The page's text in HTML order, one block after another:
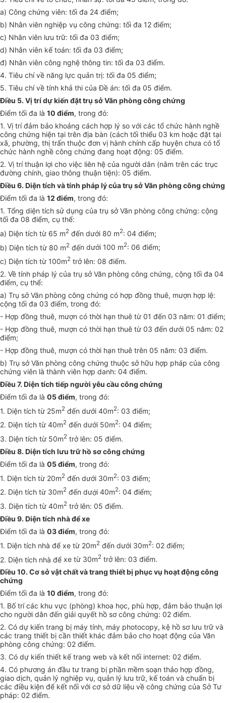
a) Công chứng viên: tối đa 24 điểm;
b) Nhân viên nghiệp vụ công chứng: tối đa 12 điểm;
c) Nhân viên lưu trữ: tối đa 03 điểm;
d) Nhân viên kế toán: tối đa 03 điểm;
đ) Nhân viên công nghệ thông tin: tối đa 03 điểm.
4. Tiêu chí về năng lực quản trị: tối đa 05 điểm;
5. Tiêu chí về tính khả thi của Đề án: tối đa 05 điểm.
Điều 5. Vị trí dự kiến đặt trụ sở Văn phòng công chứng
Điểm tối đa là 10 điểm, trong đó:
1. Vị trí đảm bảo khoảng cách hợp lý so với các tổ chức hành nghề
công chứng hiện tại trên địa bàn (cách tối thiểu 03 km hoặc đặt tại
xã, phường, thị trấn thuộc đơn vị hành chính cấp huyện chưa có tổ
chức hành nghề công chứng đang hoạt động: 05 điểm.
2. Vị trí thuận lợi cho việc liên hệ của người dân (nằm trên các trục
đường chính, giao thông thuận tiện): 05 điểm.
Điều 6. Diện tích và tính pháp lý của trụ sở Văn phòng công chứng
Điểm tối đa là 12 điểm, trong đó:
1. Tổng diện tích sử dụng của trụ sở Văn phòng công chứng: cộng
tối đa 08 điểm, cụ thể:
a) Diện tích từ 65 m2 đến dưới 80 m2: 04 điểm;
b) Diện tích từ 80 m2 đến dưới 100 m2: 06 điểm;
c) Diện tích từ 100m2 trởlên: 08 điểm.
2. Về tính pháp lý của trụ sở Văn phòng công chứng, cộng tối đa 04
điểm, cụ thể:
a) Trụ sở Văn phòng công chứng có hợp đồng thuê, mượn hợp lệ:
cộng tối đa 03 điểm, trong đó:
- Hợp đồng thuê, mượn có thời hạn thuê từ 01 đến 03 năm: 01 điểm;
- Hợp đồng thuê, mượn có thời hạn thuê từ 03 đến dưới 05 năm: 02
điểm;
- Hợp đồng thuê, mượn có thời hạn thuê trên 05 năm: 03 điểm.
b) Trụ sở Văn phòng công chứng thuộc sở hữu hợp pháp của công
chứng viên là thành viên hợp danh: 04 điểm.
Điều 7. Diện tích tiếp người yêu cầu công chứng
Điểm tối đa là 05 điểm, trong đó:
1. Diện tích từ 25m2 đến dưới 40m2: 03 điểm;
2. Diện tích từ 40m2 đến dưới 50m2: 04 điểm;
3. Diện tích từ 50m2 trở lên: 05 điểm.
Điều 8. Diện tích lưu trữ hồ sơ công chứng
Điểm tối đa là 05 điểm, trong đó:
1. Diện tích từ 20m2 đến dưới 30m2: 03 điểm;
2. Diện tích từ 30m2 đến dưới 40m2: 04 điểm;
3. Diện tích từ 40m2 trở lên: 05 điểm.
Điều 9. Diện tích nhà để xe
Điểm tối đa là 03 điểm, trong đó:
1. Diện tích nhà để xe từ 20m2 đến dưới 30m2: 02 điểm;
2. Diện tích nhà để xe từ 30m2 trở lên: 03 điểm.
Điều 10. Cơ sở vật chất và trang thiết bị phục vụ hoạt động công
chứng
Điểm tối đa là 10 điểm, trong đó:
1. Bốtrí các khu vực (phòng) khoa học, phù hợp, đảm bảo thuận lợi
cho người dân đến giải quyết hồ sơ công chứng: 02 điểm.
2. Có dự kiến trang bị máy tính, máy photocopy, kệ hồ sơ lưu trữ và
các trang thiết bị cần thiết khác đảm bảo cho hoạt động của Văn
phòng công chứng: 02 điểm.
3. Có dự kiến thiết kếtrang web và kết nối internet: 02 điểm.
4. Có phương án đầu tư trang bị phần mềm soạn thảo hợp đồng,
giao dịch, quản lý nghiệp vụ, quản lý lưu trữ, kế toán và chuẩn bị
các điều kiện để kết nối với cơ sở dữ liệu về công chứng của Sở Tư
pháp: 02 điểm.